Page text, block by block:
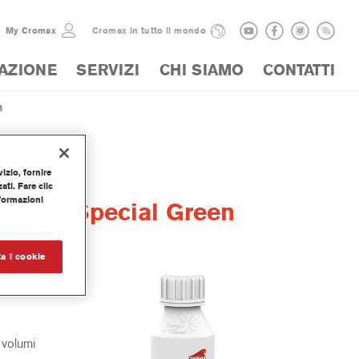
My Cromax Cromax in tutto il mondo
SERVIZI CHI SIAMO CONTATTI
Special Green
fornire
Fare clic
i cookie